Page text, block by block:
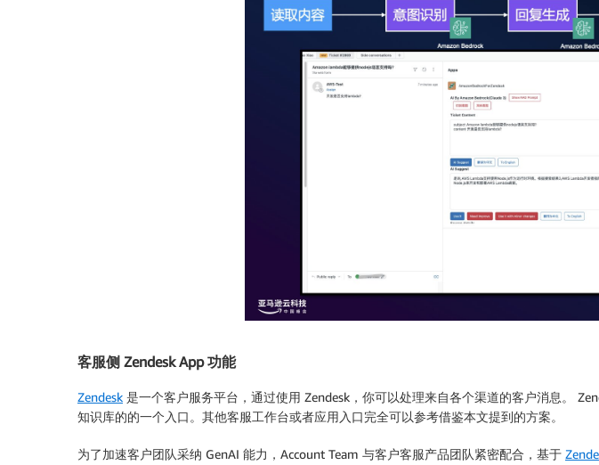
客服侧 Zendesk App 功能
Zendesk 是一个客户服务平台，通过使用 Zendesk，你可以处理来自各个渠道的客户消息。
知识库的的一个入口。其他客服工作台或者应用入口完全可以参考借鉴本文提到的方案。
为了加速客户团队采纳 GenAI 能力，Account Team 与客户客服产品团队紧密配合，基于